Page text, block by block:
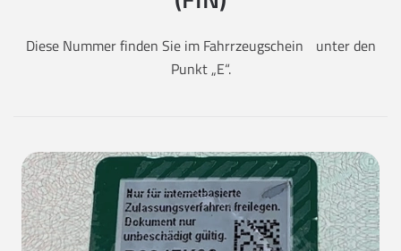
Diese Nummer finden Sie im Fahrrzeugschein unter den
Punkt „E“.